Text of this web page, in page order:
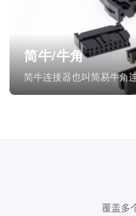
简牛/牛角
覆盖多